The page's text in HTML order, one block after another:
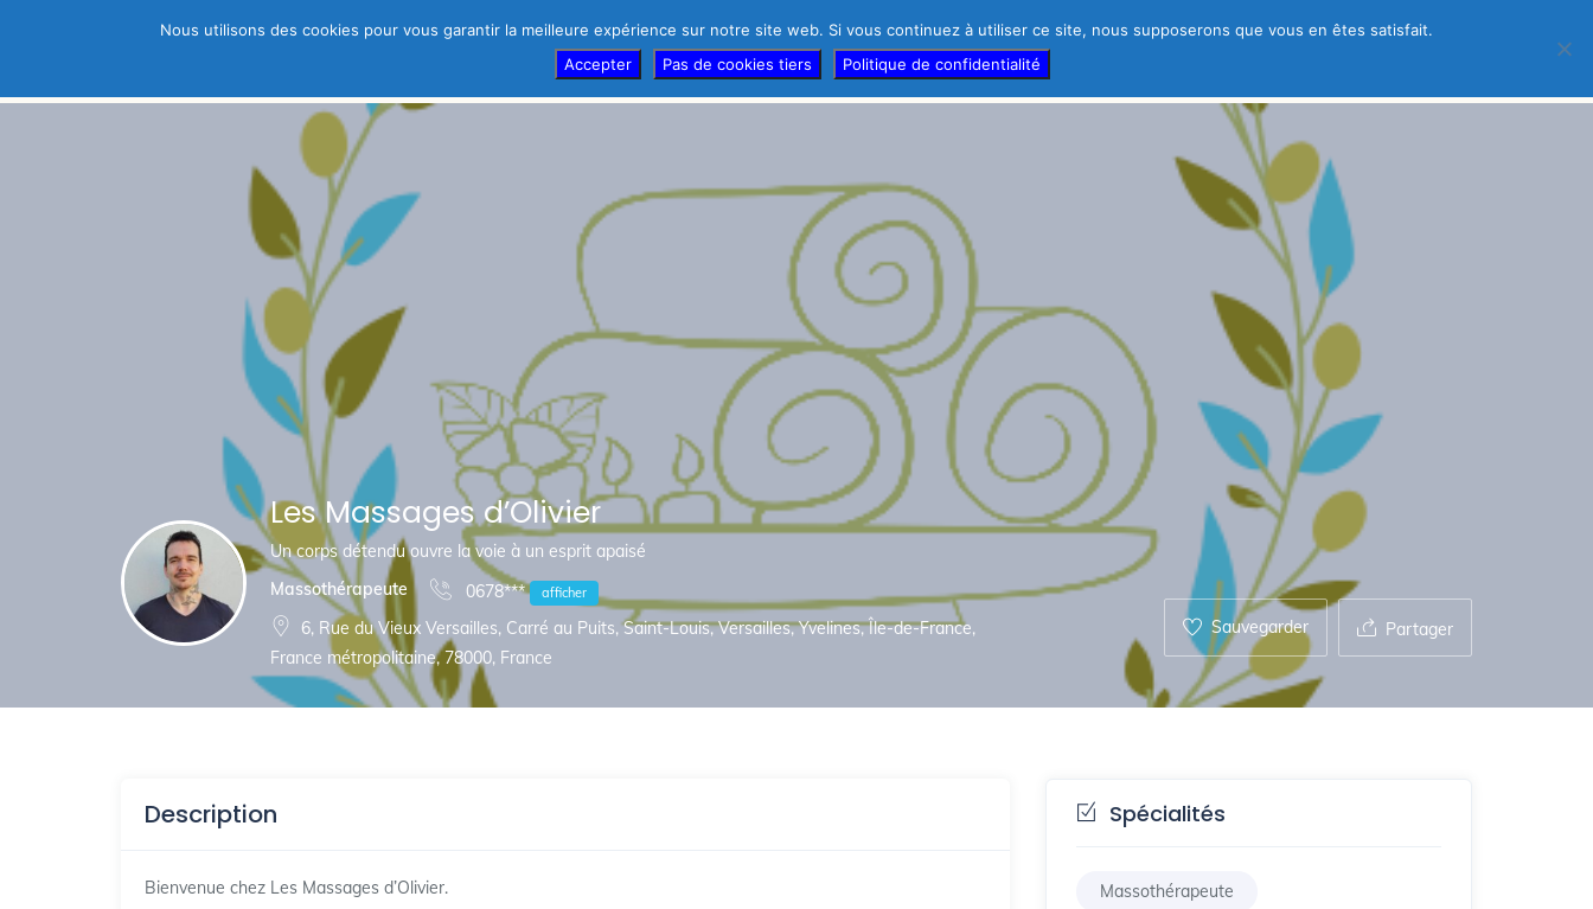
Trouver un thérapeute A découvrir d’urgence ! Témoignages des thérapeutes Thérapeutes – créez votre fiche gratuite
Les Massages d’Olivier
Un corps détendu ouvre la voie à un esprit apaisé
Massothérapeute
0678*** afficher
6, Rue du Vieux Versailles, Carré au Puits, Saint-Louis, Versailles, Yvelines, Île-de-France,
France métropolitaine, 78000, France
Sauvegarder Partager
Description
Bienvenue chez Les Massages d’Olivier.
Spécialités
Massothérapeute
Nous utilisons des cookies pour vous garantir la meilleure expérience sur notre site web. Si vous continuez à utiliser ce site, nous supposerons que vous en êtes satisfait.
Accepter
Pas de cookies tiers Politique de confidentialité